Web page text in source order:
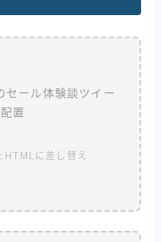
セール体験談ツイー
置
に差し替え